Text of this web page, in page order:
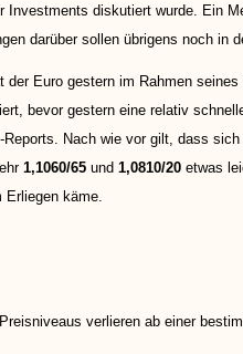
Investments diskutiert wurde. Ein
darüber sollen übrigens noch in
der Euro gestern im Rahmen
bevor gestern eine relativ
Nach wie vor gilt, dass
1,1060/65 und 1,0810/20 etwas
Erliegen käme.
verlieren ab einer